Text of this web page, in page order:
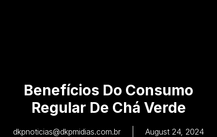
Benefícios Do Consumo
Regular De Chá Verde
dkpnoticias@dkpmidias.com.br August 24, 2024